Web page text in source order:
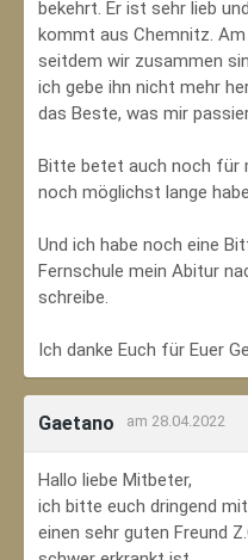
bekehrt. Er ist sehr lieb
kommt aus Chemnitz. Am
seitdem wir zusammen
ich gebe ihn nicht mehr
das Beste, was mir
Bitte betet auch noch für
noch möglichst lange
Und ich habe noch eine
Fernschule mein Abitur
schreibe.
Ich danke Euch für Euer
Gaetano am 28.04.2022
Hallo liebe Mitbeter,
ich bitte euch dringend
einen sehr guten Freund